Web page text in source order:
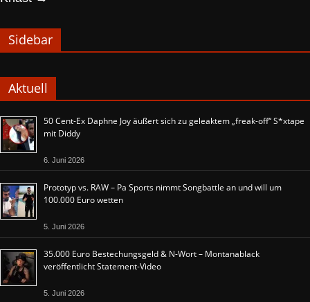
Sidebar
Aktuell
50 Cent-Ex Daphne Joy äußert sich zu geleaktem „freak-off“ S*xtape
mit Diddy
6. Juni 2026
Prototyp vs. RAW – Pa Sports nimmt Songbattle an und will um
100.000 Euro wetten
5. Juni 2026
35.000 Euro Bestechungsgeld & N-Wort – Montanablack
veröffentlicht Statement-Video
5. Juni 2026